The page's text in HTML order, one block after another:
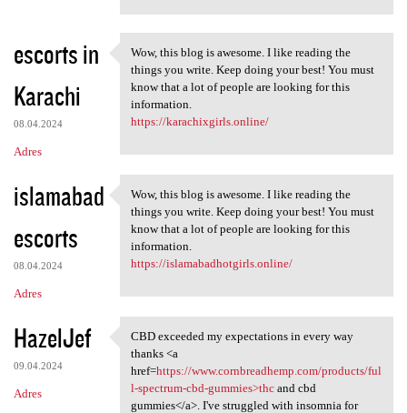
escorts in
Karachi
08.04.2024
Adres
Wow, this blog is awesome. I
Wow, this blog is awesome. I like reading the
things you write. Keep doing your best! You must
know that a lot of people are looking for this
information.
https://karachixgirls.online/
islamabad
escorts
08.04.2024
Adres
Wow, this blog is awesome. I
Wow, this blog is awesome. I like reading the
things you write. Keep doing your best! You must
know that a lot of people are looking for this
information.
https://islamabadhotgirls.online/
HazelJef
09.04.2024
Adres
CBD exceeded my expectations
CBD exceeded my expectations in every way
thanks <a
href=https://www.cornbreadhemp.com/products/ful
l-spectrum-cbd-gummies>thcand cbd
gummies</a>. I've struggled with insomnia for